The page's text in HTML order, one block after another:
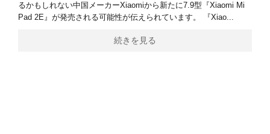
るかもしれない中国メーカーXiaomiから新たに7.9型『Xiaomi Mi
Pad 2E』が発売される可能性が伝えられています。 『Xiao...
続きを見る